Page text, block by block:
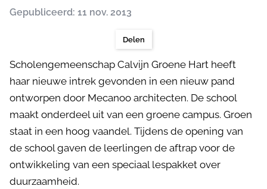
Gepubliceerd: 11 nov. 2013
Delen
Scholengemeenschap Calvijn Groene Hart heeft
haar nieuwe intrek gevonden in een nieuw pand
ontworpen door Mecanoo architecten. De school
maakt onderdeel uit van een groene campus. Groen
staat in een hoog vaandel. Tijdens de opening van
de school gaven de leerlingen de aftrap voor de
ontwikkeling van een speciaal lespakket over
duurzaamheid.